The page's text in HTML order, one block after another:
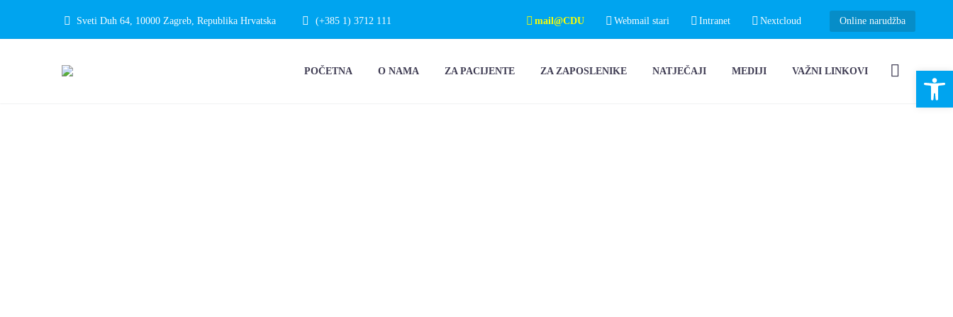
Sveti Duh 64, 10000 Zagreb, Republika Hrvatska (+385 1) 3712 111 mail@CDU Webmail stari Intranet Nextcloud Online narudžba
POČETNA O NAMA ZA PACIJENTE ZA ZAPOSLENIKE NATJEČAJI MEDIJI VAŽNI LINKOVI